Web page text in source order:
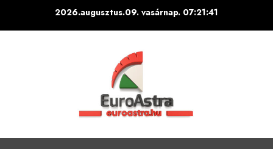
2026.augusztus.09. vasárnap. 07:21:42